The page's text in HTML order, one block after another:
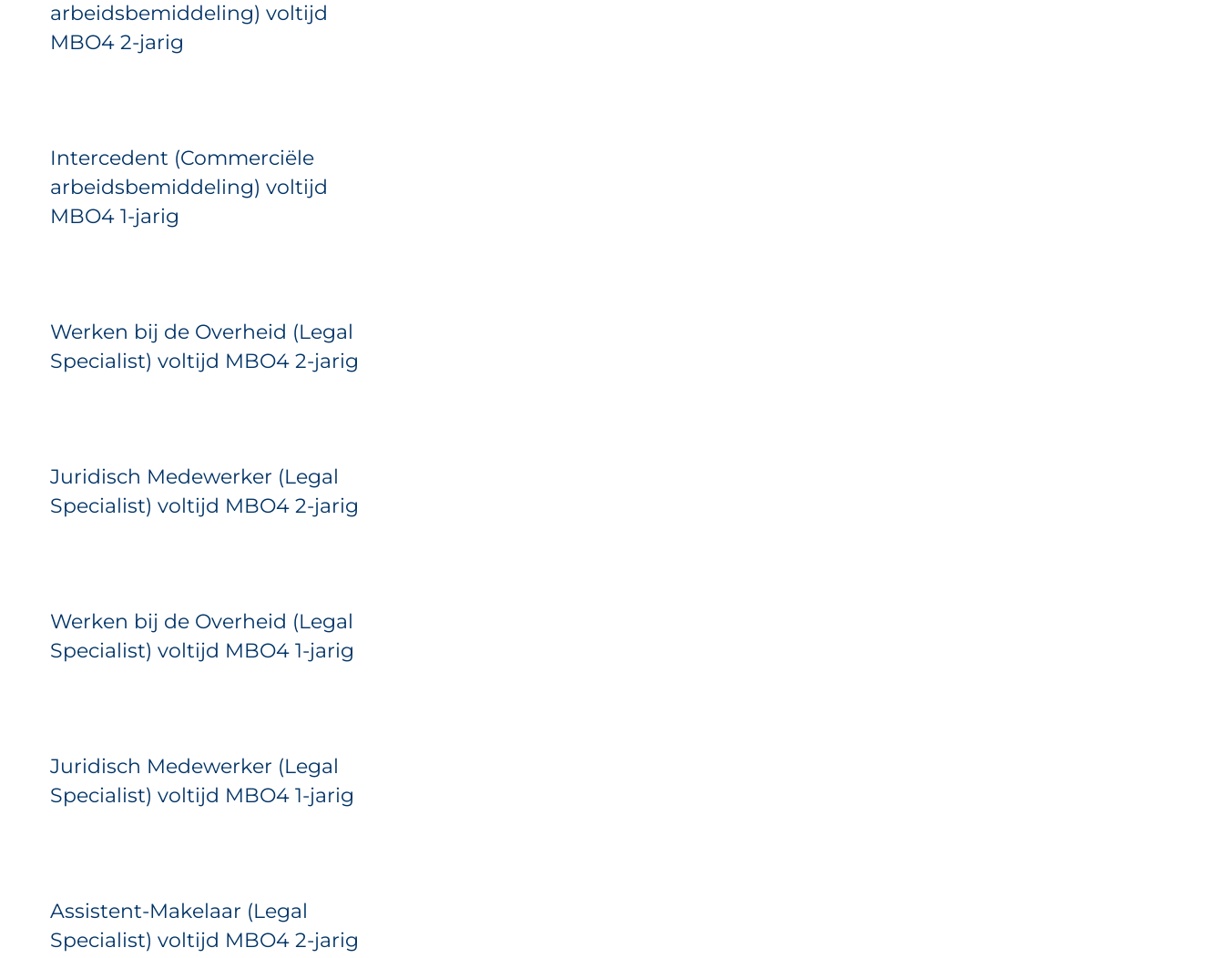
arbeidsbemiddeling) voltijd
MBO4 2-jarig
Intercedent (Commerciële
arbeidsbemiddeling) voltijd
MBO4 1-jarig
Werken bij de Overheid (Legal
Specialist) voltijd MBO4 2-jarig
Juridisch Medewerker (Legal
Specialist) voltijd MBO4 2-jarig
Werken bij de Overheid (Legal
Specialist) voltijd MBO4 1-jarig
Juridisch Medewerker (Legal
Specialist) voltijd MBO4 1-jarig
Assistent-Makelaar (Legal
Specialist) voltijd MBO4 2-jarig